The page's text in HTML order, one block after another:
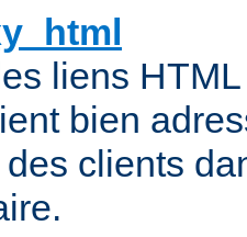
liens
bien
clients